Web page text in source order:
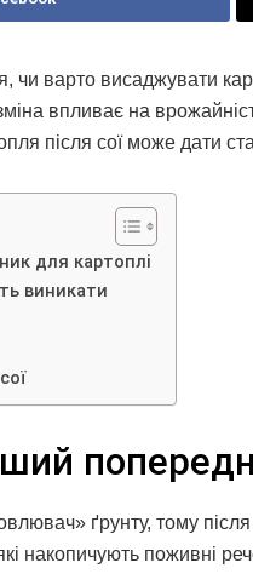
чи варто висаджувати
впливає на
після сої може дати
для картоплі
виникати
ґрунту, тому
накопичують поживні